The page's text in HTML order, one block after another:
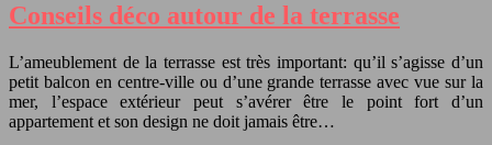
Conseils déco autour de la terrasse
L’ameublement de la terrasse est très important: qu’il s’agisse d’un
petit balcon en centre-ville ou d’une grande terrasse avec vue sur la
mer, l’espace extérieur peut s’avérer être le point fort d’un
appartement et son design ne doit jamais être…